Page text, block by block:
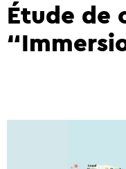
Étude de